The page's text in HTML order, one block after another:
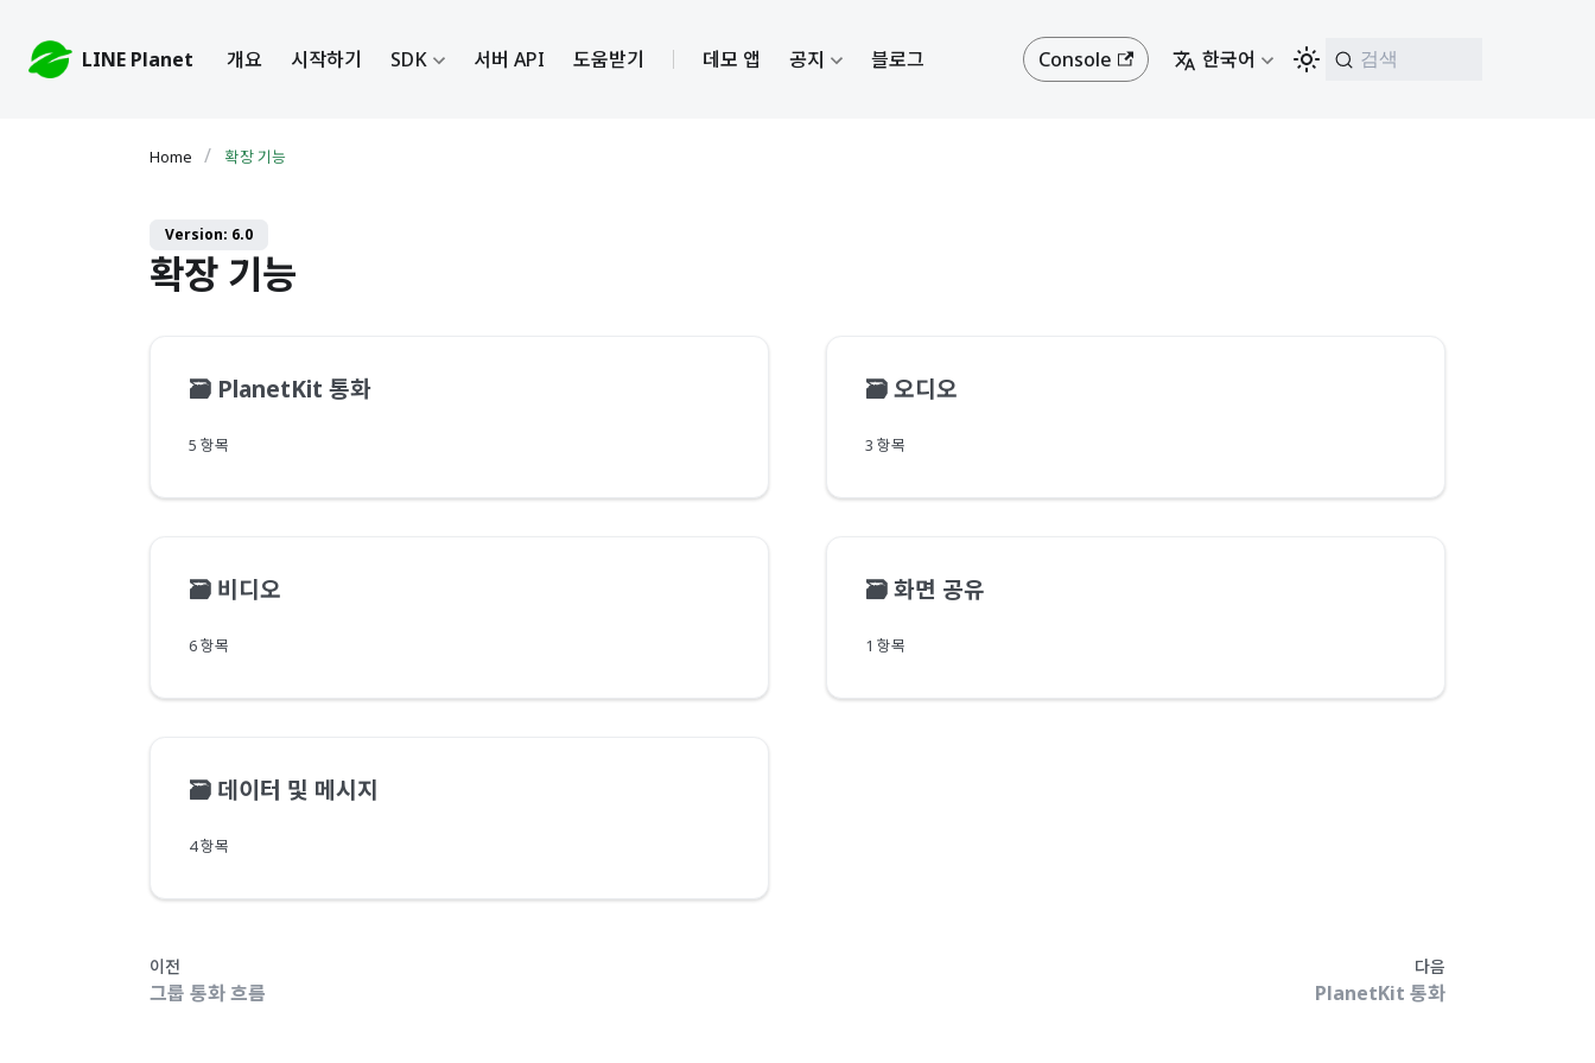
LINE Planet 개요 시작하기 SDK 서버 API 도움받기 데모 앱 공지 블로그 Console 한국어 검색
확장 기능
Version: 6.0
확장 기능
🗃️ PlanetKit 통화
5 항목
🗃️오디오
3 항목
🗃️ 비디오
6 항목
🗃️화면 공유
1 항목
🗃️ 데이터 및 메시지
4 항목
이전
그룹 통화 흐름
다음
PlanetKit 통화